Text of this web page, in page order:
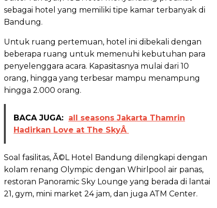
sebagai hotel yang memiliki tipe kamar terbanyak di
Bandung.
Untuk ruang pertemuan, hotel ini dibekali dengan
beberapa ruang untuk memenuhi kebutuhan para
penyelenggara acara. Kapasitasnya mulai dari 10
orang, hingga yang terbesar mampu menampung
hingga 2.000 orang.
BACA JUGA: all seasons Jakarta Thamrin
Hadirkan Love at The SkyÂ
Soal fasilitas, Ã©L Hotel Bandung dilengkapi dengan
kolam renang Olympic dengan Whirlpool air panas,
restoran Panoramic Sky Lounge yang berada di lantai
21, gym, mini market 24 jam, dan juga ATM Center.